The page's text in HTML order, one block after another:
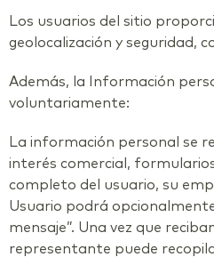
Los usuarios del sitio
geolocalización y seguridad,
Además, la Información
voluntariamente:
La información personal se
interés comercial,
completo del usuario, su
Usuario podrá
mensaje”. Una vez que
representante puede